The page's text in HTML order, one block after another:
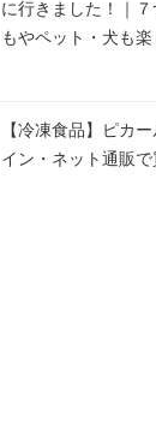
に行きました！｜
もやペット・犬も
【冷凍食品】ピカ
イン・ネット通販で